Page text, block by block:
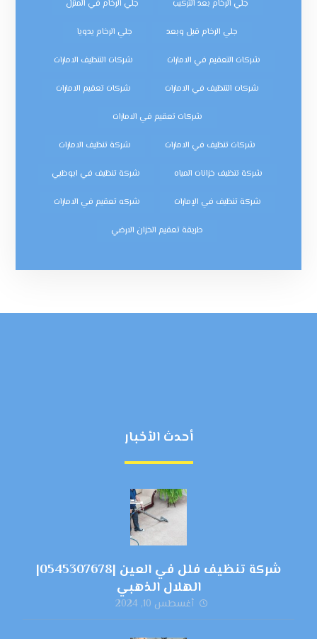
جلي الرخام بعد التركيب جلي الرخام في المنزل
جلي الرخام قبل وبعد جلي الرخام يدويا
شركات التعقيم في الامارات شركات التنظيف الامارات
شركات التنظيف في الامارات شركات تعقيم الامارات
شركات تعقيم في الامارات
شركات تنظيف في الامارات شركة تنظيف الامارات
شركة تنظيف خزانات المياه شركة تنظيف في ابوظبي
شركة تنظيف في الإمارات شركه تعقيم في الامارات
طريقة تعقيم الخزان الارضي
أحدث الأخبار
شركة تنظيف فلل في العين |0545307678|
الهلال الذهبي
أغسطس 10, 2024